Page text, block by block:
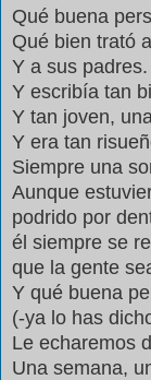
Qué buena
Qué bien trató
Y a sus padres.
Y escribía tan
Y tan joven,
Y era tan
Siempre una
Aunque
podrido por
él siempre se
que la gente
Y qué buena
(-ya lo has
Le echaremos
Una semana,